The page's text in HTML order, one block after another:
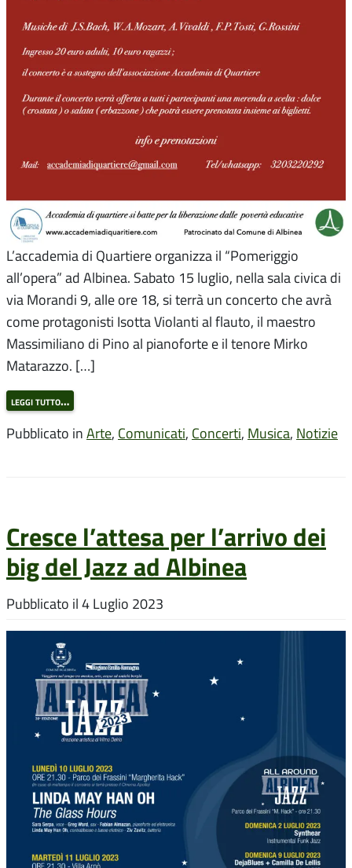
L’accademia di Quartiere organizza il “Pomeriggio
all’opera” ad Albinea. Sabato 15 luglio, nella sala civica di
via Morandi 9, alle ore 18, si terrà un concerto che avrà
come protagonisti Isotta Violanti al flauto, il maestro
Massimiliano di Pino al pianoforte e il tenore Mirko
Matarazzo. […]
leggi tutto…
Pubblicato in Arte, Comunicati, Concerti, Musica, Notizie
Cresce l’attesa per l’arrivo dei
big del Jazz ad Albinea
Pubblicato il 4 Luglio 2023